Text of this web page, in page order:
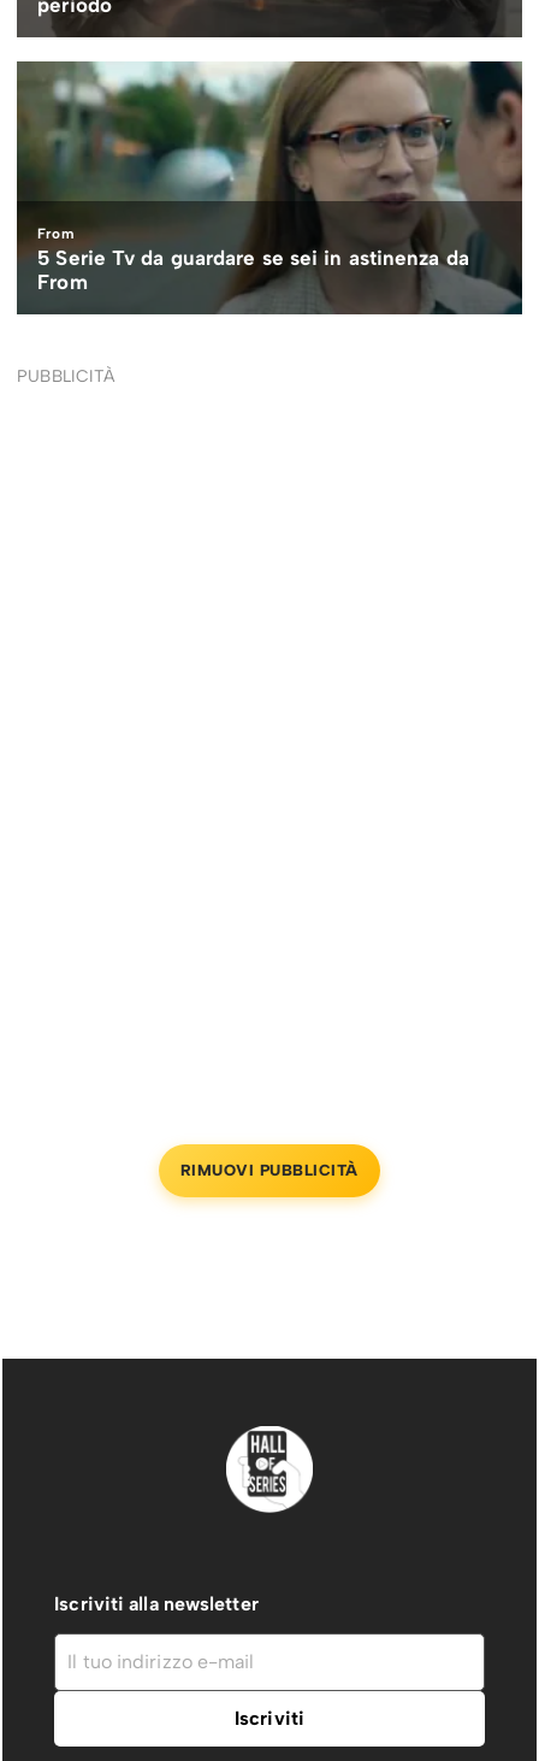
PUBBLICITÀ
RIMUOVI PUBBLICITÀ
Iscriviti alla newsletter